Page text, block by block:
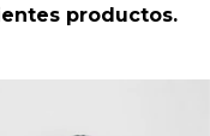
productos.